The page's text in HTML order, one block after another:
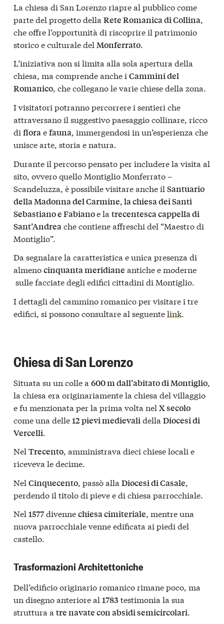
La chiesa di San Lorenzo riapre al pubblico come
parte del progetto della Rete Romanica di Collina,
che offre l’opportunità di riscoprire il patrimonio
storico e culturale del Monferrato.
L’iniziativa non si limita alla sola apertura della
chiesa, ma comprende anche i Cammini del
Romanico, che collegano le varie chiese della zona.
I visitatori potranno percorrere i sentieri che
attraversano il suggestivo paesaggio collinare, ricco
di floraefauna, immergendosi in un’esperienza che
unisce arte, storia e natura.
Durante il percorso pensato per includere la visita al
sito, ovvero quello Montiglio Monferrato –
Scandeluzza, è possibile visitare anche il Santuario
della Madonna del Carmine, la chiesa dei Santi
Sebastiano e Fabianoe la trecentesca cappella di
Sant’Andreache contiene affreschi del “Maestro di
Montiglio”.
Da segnalare la caratteristica e unica presenza di
almenocinquanta meridiane antiche e moderne
sulle facciate degli edifici cittadini di Montiglio.
I dettagli del cammino romanico per visitare i tre
edifici, si possono consultare al seguentelink.
Chiesa di San Lorenzo
Situata su un colle a 600 m dall’abitato di Montiglio
la chiesa era originariamente la chiesa del villaggio
e fu menzionata per la prima volta nel X secolo
come una delle12 pievi medievali della Diocesi di
Vercelli
Nel Trecento, amministrava dieci chiese locali e
riceveva le decime.
Nel Cinquecento, passò alla Diocesi di Casale,
perdendo il titolo di pieve e di chiesa parrocchiale.
Nel 1577divennechiesa cimiteriale, mentre una
nuova parrocchiale venne edificata ai piedi del
castello.
Trasformazioni Architettoniche
Dell’edificio originario romanico rimane poco, ma
un disegno anteriore al 1783 testimonia la sua
struttura a tre navate con absidi semicircolari